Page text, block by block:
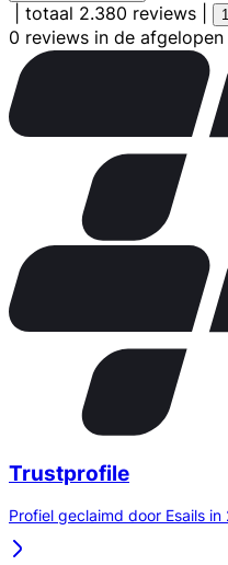
totaal 2.380 reviews
0 reviews in de afgelopen
Trustprofile
Profiel geclaimd door Esails in